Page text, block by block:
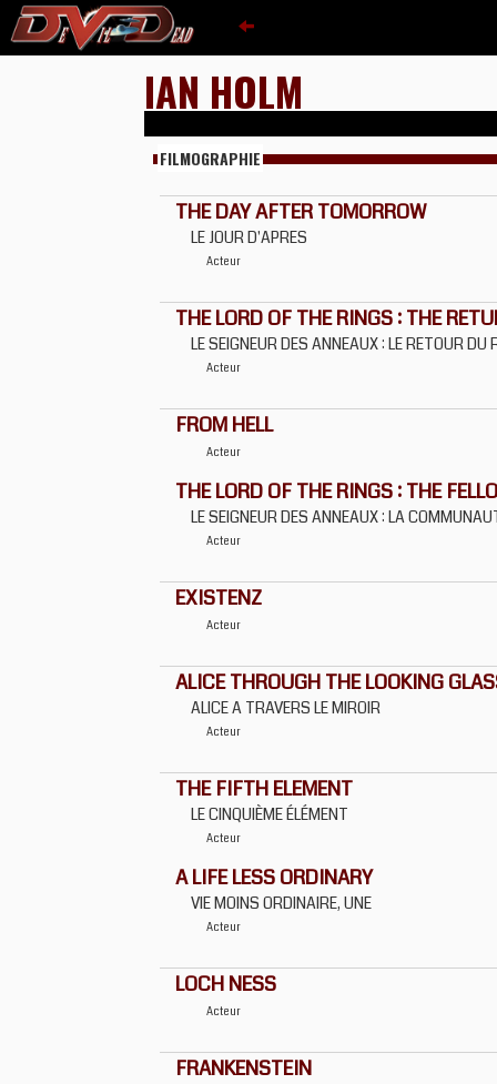
IAN HOLM
FILMOGRAPHIE
THE DAY AFTER TOMORROW
LE JOUR D'APRES
Acteur
THE LORD OF THE RINGS : THE
LE SEIGNEUR DES ANNEAUX : LE RETOUR DU
Acteur
FROM HELL
Acteur
THE LORD OF THE RINGS : THE
LE SEIGNEUR DES ANNEAUX : LA
Acteur
EXISTENZ
Acteur
ALICE THROUGH THE LOOKING
ALICE A TRAVERS LE MIROIR
Acteur
THE FIFTH ELEMENT
LE CINQUIÈME ÉLÉMENT
Acteur
A LIFE LESS ORDINARY
VIE MOINS ORDINAIRE, UNE
Acteur
LOCH NESS
Acteur
FRANKENSTEIN